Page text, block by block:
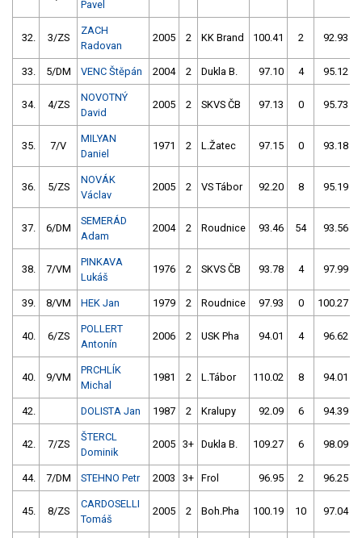
Pavel
32. 3/ZS
ZACH
Radovan
2005 2 KK Brand 100.41 2 92.93
33. 5/DM VENC Štěpán 2004 2 Dukla B. 97.10 4 95.12
34. 4/ZS
NOVOTNÝ
David
2005 2 SKVS ČB 97.13 0 95.73
35. 7/V
MILYAN
Daniel
1971 2 L.Žatec 97.15 0 93.18
36. 5/ZS
NOVÁK
Václav
2005 2 VS Tábor 92.20 8 95.19
37. 6/DM
SEMERÁD
Adam
2004 2 Roudnice 93.46 54 93.56
38. 7/VM
PINKAVA
Lukáš
1976 2 SKVS ČB 93.78 4 97.99
39. 8/VM HEK Jan 1979 2 Roudnice 97.93 0 100.27
40. 6/ZS
POLLERT
Antonín
2006 2 USK Pha 94.01 4 96.62
40. 9/VM
PRCHLÍK
Michal
1981 2 L.Tábor 110.02 8 94.01
42. DOLISTA Jan 1987 2 Kralupy 92.09 6 94.39
42. 7/ZS
ŠTERCL
Dominik
2005 3+ Dukla B. 109.27 6 98.09
44. 7/DM STEHNO Petr 2003 3+ Frol 96.95 2 96.25
45. 8/ZS
CARDOSELLI
Tomáš
2005 2 Boh.Pha 100.19 10 97.04